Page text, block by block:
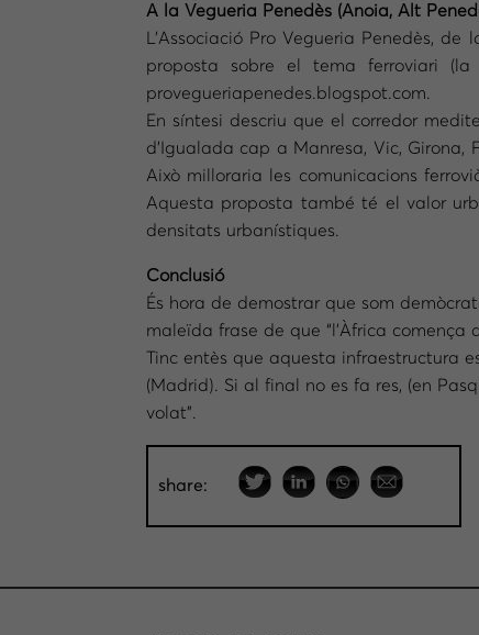
A la Vegueria Penedès (Anoia, Alt
L’Associació Pro Vegueria Penedès,
proposta sobre el tema ferroviari
provegueriapenedes.blogspot.com.
En síntesi descriu que el corredor
d’Igualada cap a Manresa, Vic,
Això milloraria les comunicacions
Aquesta proposta també té el valor
densitats urbanístiques.
Conclusió
És hora de demostrar que som
maleïda frase de que “l’Àfrica comença
Tinc entès que aquesta infraestructura
(Madrid). Si al final no es fa res, (en
volat”.
share: